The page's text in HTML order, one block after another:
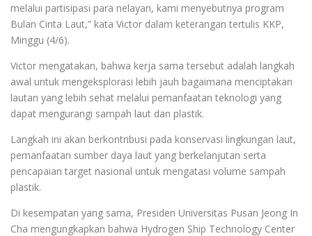
melalui partisipasi para nelayan, kami menyebutnya program
Bulan Cinta Laut,” kata Victor dalam keterangan tertulis KKP,
Minggu (4/6).
Victor mengatakan, bahwa kerja sama tersebut adalah langkah
awal untuk mengeksplorasi lebih jauh bagaimana menciptakan
lautan yang lebih sehat melalui pemanfaatan teknologi yang
dapat mengurangi sampah laut dan plastik.
Langkah ini akan berkontribusi pada konservasi lingkungan laut,
pemanfaatan sumber daya laut yang berkelanjutan serta
pencapaian target nasional untuk mengatasi volume sampah
plastik.
Di kesempatan yang sama, Presiden Universitas Pusan Jeong In
Cha mengungkapkan bahwa Hydrogen Ship Technology Center